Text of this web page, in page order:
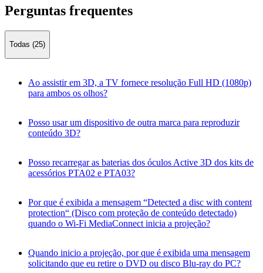
Perguntas frequentes
Todas (25)
Ao assistir em 3D, a TV fornece resolução Full HD (1080p)
para ambos os olhos?
Posso usar um dispositivo de outra marca para reproduzir
conteúdo 3D?
Posso recarregar as baterias dos óculos Active 3D dos kits de
acessórios PTA02 e PTA03?
Por que é exibida a mensagem “Detected a disc with content
protection“ (Disco com proteção de conteúdo detectado)
quando o Wi-Fi MediaConnect inicia a projeção?
Quando inicio a projeção, por que é exibida uma mensagem
solicitando que eu retire o DVD ou disco Blu-ray do PC?